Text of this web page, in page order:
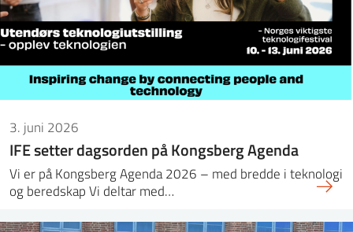
3. juni 2026
IFE setter dagsorden på Kongsberg Agenda
Vi er på Kongsberg Agenda 2026 – med bredde i teknologi
og beredskap Vi deltar med…